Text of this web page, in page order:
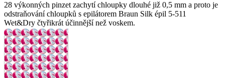
28 výkonných pinzet zachytí chloupky dlouhé již 0,5 mm a proto je
odstraňování chloupků s epilátorem Braun Silk épil 5-511
Wet&Dry čtyřikrát účinnější než voskem.